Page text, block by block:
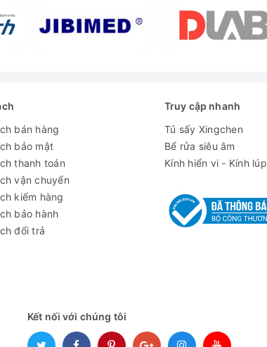
tủ khi cần
lạnh trong điều kiện môi trường khắc nghiệt nhất
bán hàng
bảo mật
thanh toán
vận chuyển
kiểm hàng
bảo hành
đổi trả
Truy cập nhanh
Tủ sấy Xingchen
Bể rửa siêu âm
Kính hiển vi - Kính lúp
Kết nối với chúng tôi